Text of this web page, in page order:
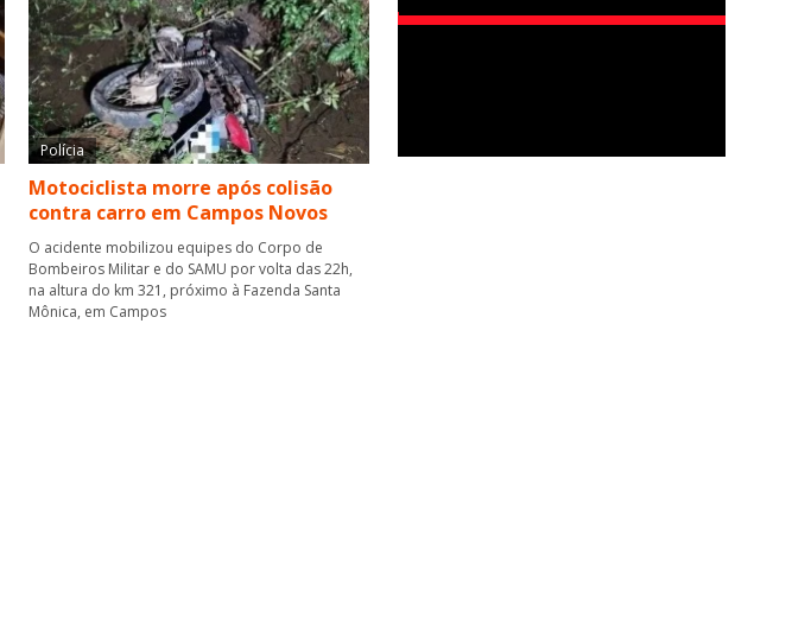
Polícia
Motociclista morre após colisão
contra carro em Campos Novos
O acidente mobilizou equipes do Corpo de
Bombeiros Militar e do SAMU por volta das 22h,
na altura do km 321, próximo à Fazenda Santa
Mônica, em Campos